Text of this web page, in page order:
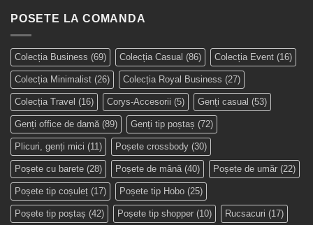
POSETE LA COMANDA
Colecția Business (69) Colecția Casual (86) Colecția Event (16)
Colecția Minimalist (26) Colecția Royal Business (27)
Colecția Travel (16) Corys-Accesorii (5) Genți casual (53)
Genți office de damă(89) Genți tip poștaș (72)
Plicuri, genți mici (11) Poșete crossbody (30)
Poșete cu barete (28) Poșete de mână(40) Poșete de umăr (22)
Poșete tip coșuleț (17) Poșete tip Hobo (25)
Poșete tip poștaș (42) Poșete tip shopper (10) Rucsacuri (17)